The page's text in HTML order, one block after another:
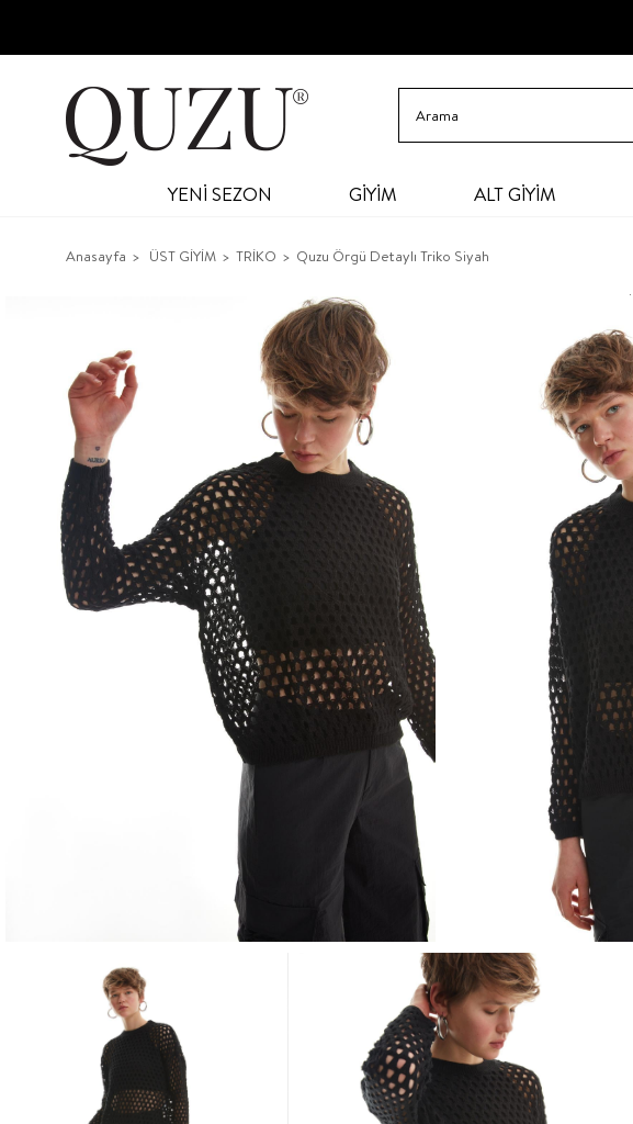
YENİ SEZON GİYİM ALT GİYİM
Anasayfa ÜST GİYİM TRİKO Quzu Örgü Detaylı Triko Siyah